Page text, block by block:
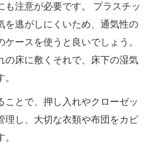
も注意が必要です。 プラスチッ
を逃がしにくいため、通気性の
ースを使うと良いでしょう。
の床に敷くそれで、床下の湿気
ことで、押し入れやクローゼッ
理し、大切な衣類や布団をカビ